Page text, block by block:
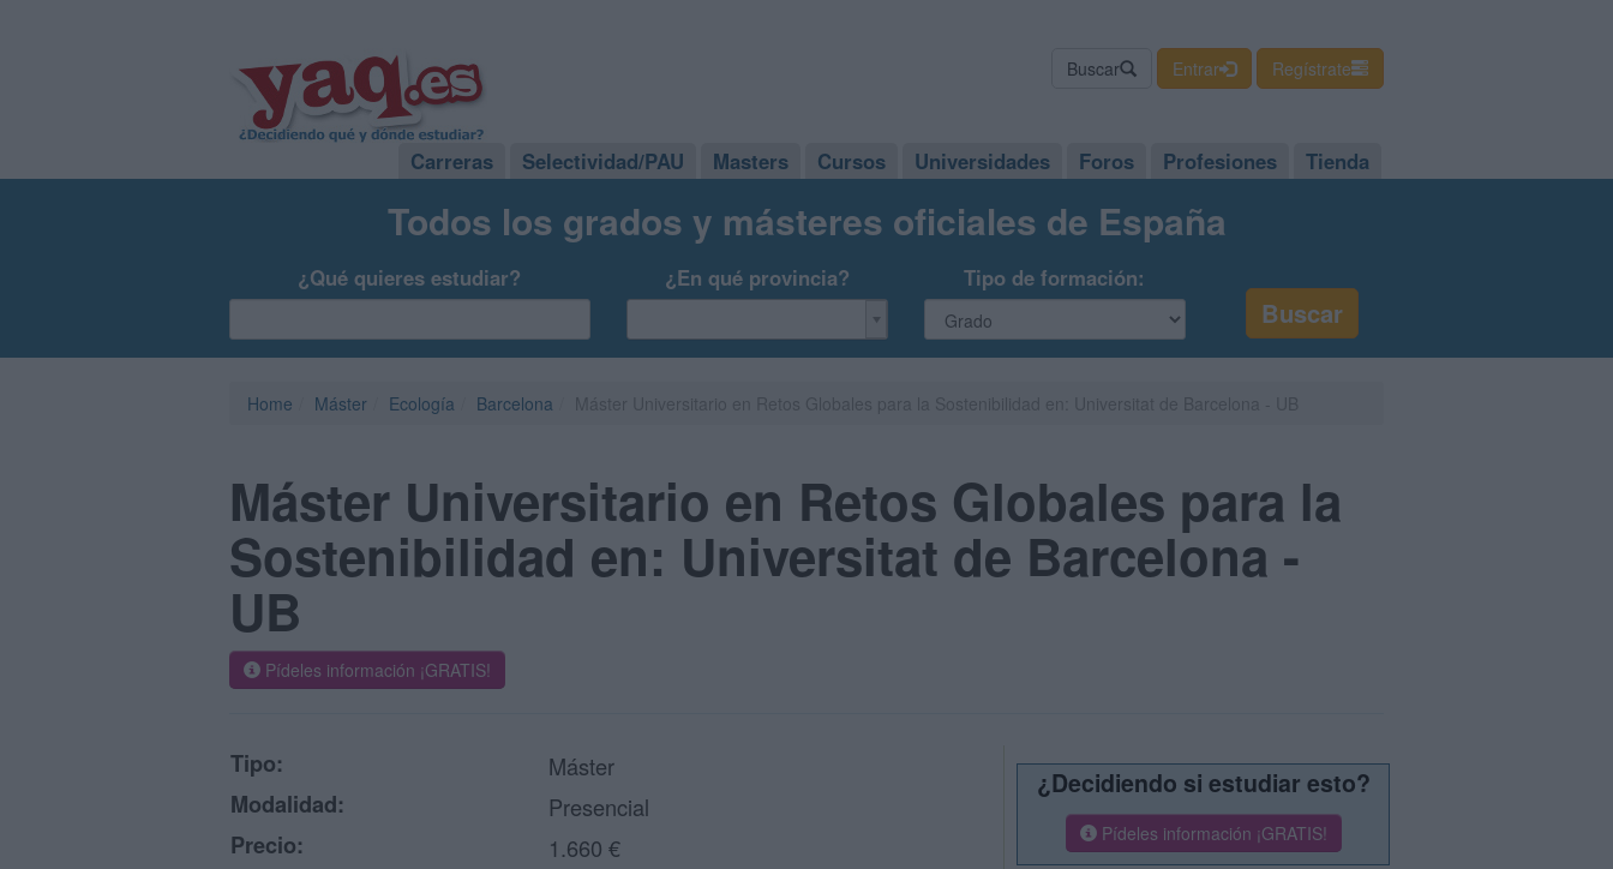
Buscar Entrar Regístrate
Carreras Selectividad/PAU Masters Cursos Universidades Foros Profesiones Tienda
Todos los grados y másteres oficiales de España
¿Qué quieres estudiar? ¿En qué provincia? Tipo de formación:
Home Máster Ecología Barcelona
Máster Universitario en Retos Globales para la
Sostenibilidad en: Universitat de Barcelona -
UB
Pídeles información ¡GRATIS!
Tipo:
Máster
Modalidad:
Presencial
Precio:
1.660 €
¿Decidiendo si estudiar esto?
Pídeles información ¡GRATIS!